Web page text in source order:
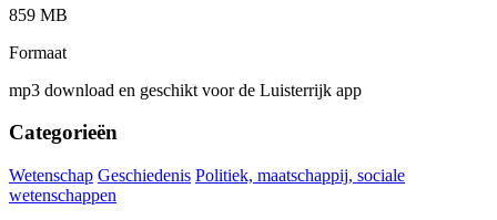
859 MB
Formaat
mp3 download en geschikt voor de Luisterrijk app
Categorieën
Wetenschap Geschiedenis Politiek, maatschappij, sociale
wetenschappen